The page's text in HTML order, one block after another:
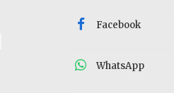
Facebook
WhatsApp